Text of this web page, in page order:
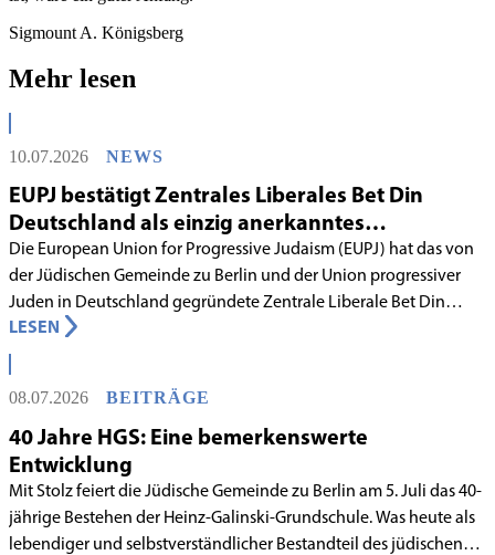
Sigmount A. Königsberg
Mehr lesen
10.07.2026 NEWS
EUPJ bestätigt Zentrales Liberales Bet Din
Deutschland als einzig anerkanntes
liberales Rabbinatsgericht
Die European Union for Progressive Judaism (EUPJ) hat das von
der Jüdischen Gemeinde zu Berlin und der Union progressiver
Juden in Deutschland gegründete Zentrale Liberale Bet Din
Deutschland mit Wirkung zum 1. Juni 2026 als anerkanntes
Rabbinatsgericht aufgenommen.
LESEN
08.07.2026 BEITRÄGE
40 Jahre HGS: Eine bemerkenswerte
Entwicklung
Mit Stolz feiert die Jüdische Gemeinde zu Berlin am 5. Juli das 40-
jährige Bestehen der Heinz-Galinski-Grundschule. Was heute als
lebendiger und selbstverständlicher Bestandteil des jüdischen